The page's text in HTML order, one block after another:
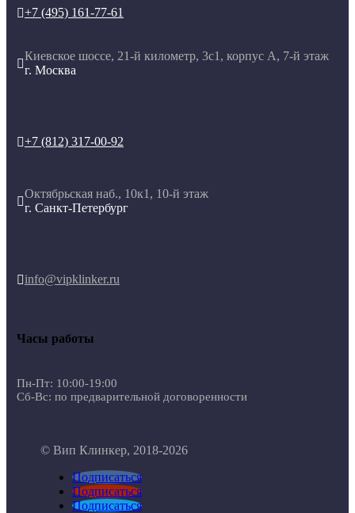
+7 (495) 161-77-61

Киевское шоссе, 21-й километр, 3с1, корпус А, 7-й этаж
г. Москва
+7 (812) 317-00-92

Октябрьская наб., 10к1, 10-й этаж
г. Санкт-Петербург
info@vipklinker.ru
Часы работы
Пн-Пт: 10:00-19:00
Сб-Вс: по предварительной договоренности
© Вип Клинкер, 2018-2026
Подписаться
Подписаться
Подписаться